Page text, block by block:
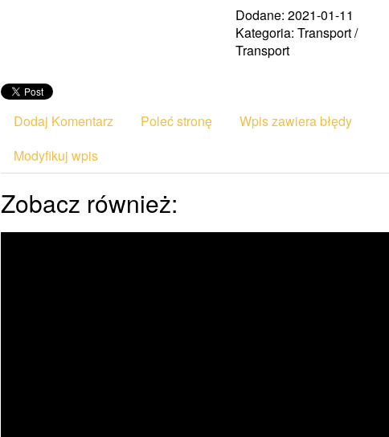
Dodane: 2021-01-11
Kategoria: Transport /
Transport
Dodaj Komentarz Poleć stronę
Wpis zawiera błędy
Modyfikuj wpis
Zobacz również: